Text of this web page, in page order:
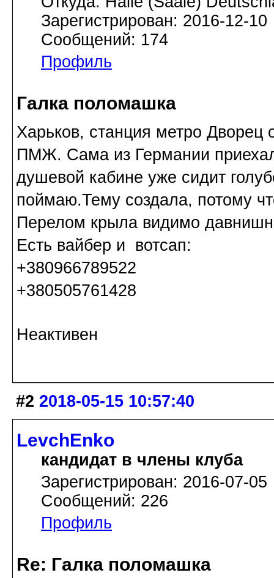
Зарегистрирован: 2016-12-10
Сообщений: 174
Профиль
Галка поломашка
Харьков, станция метро
ПМЖ. Сама из Германии
душевой кабине уже сидит
поймаю.Тему создала, потому
Перелом крыла видимо
Есть вайбер и вотсап:
+380966789522
+380505761428
Неактивен
#2 2018-05-15 10:57:40
LevchEnko
кандидат в члены клуба
Зарегистрирован: 2016-07-05
Сообщений: 226
Профиль
Re: Галка поломашка